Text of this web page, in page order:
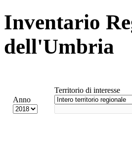
Inventario
dell'Umbria
Anno
Territorio di interesse